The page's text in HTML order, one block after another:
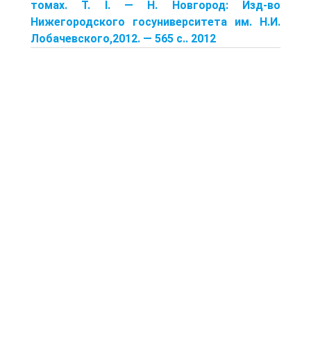
томах. Т. I. — Н. Новгород: Изд-во
Нижегородского госуниверситета им. Н.И.
Лобачевского,2012. — 565 с.. 2012